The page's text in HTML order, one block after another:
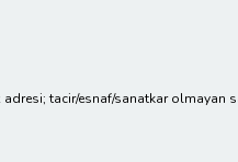
tacir/esnaf/sanatkar olmayan